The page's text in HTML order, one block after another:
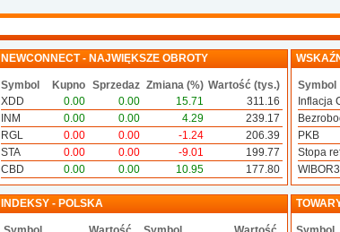
NEWCONNECT - NAJWIĘKSZE OBROTY
Symbol Kupno Sprzedaz Zmiana (%) Wartość (tys.)
XDD
0.00 0.00 15.71
311.16
INM
0.00 0.00 4.29
239.17
RGL
0.00 0.00 -1.24
206.39
STA
0.00 0.00 -9.01
199.77
CBD
0.00 0.00 10.95 177.80
Symbol
Inflacja
PKB
Stopa
INDEKSY - POLSKA